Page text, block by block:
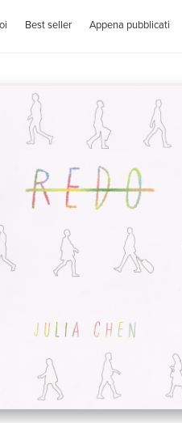
Best seller Appena pubblicati